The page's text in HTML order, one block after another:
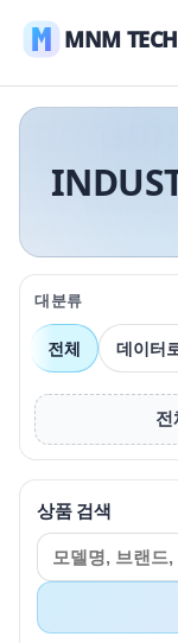
MNM TECH
대분류
전체 데이터
전
상품 검색